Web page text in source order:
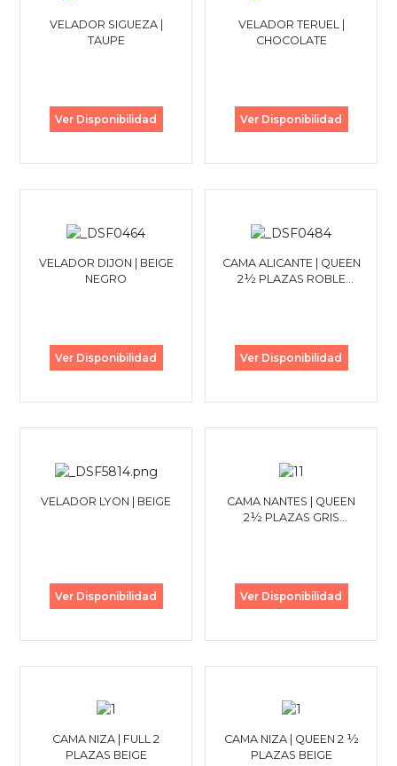
VELADOR SIGUEZA |
TAUPE
Ver Disponibilidad
VELADOR TERUEL |
CHOCOLATE
Ver Disponibilidad
VELADOR DIJON | BEIGE
NEGRO
Ver Disponibilidad
CAMA ALICANTE | QUEEN
2½ PLAZAS ROBLE
Ver Disponibilidad
VELADOR LYON | BEIGE
Ver Disponibilidad
CAMA NANTES | QUEEN
2½ PLAZAS GRIS
Ver Disponibilidad
CAMA NIZA | FULL 2
PLAZAS BEIGE
CAMA NIZA | QUEEN 2 ½
PLAZAS BEIGE